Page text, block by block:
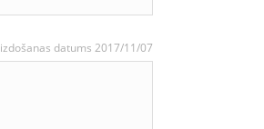
izdošanas datums 2017/11/07